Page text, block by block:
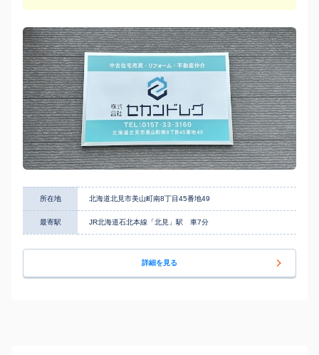
所在地 北海道北見市美山町南8丁目45番地49
最寄駅 JR北海道石北本線「北見」駅 車7分
詳細を見る